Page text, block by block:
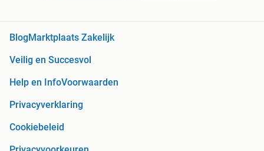
Blog Marktplaats Zakelijk
Veilig en Succesvol
Help en InfoVoorwaarden
Privacyverklaring
Cookiebeleid